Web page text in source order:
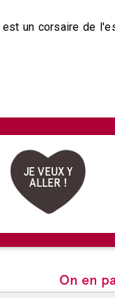
un corsaire de
JE VEUX Y
ALLER !
On en